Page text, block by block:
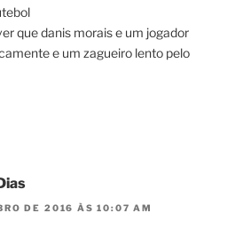
que danis morais e um jogador
e um zagueiro lento pelo
DE 2016 ÀS 10:07 AM